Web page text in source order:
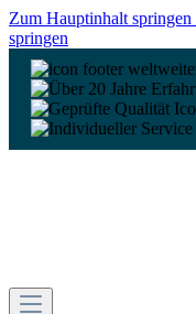
Zum Hauptinhalt springen
springen